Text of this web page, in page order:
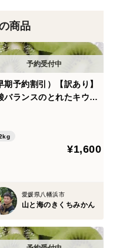
商品
期予約割引）【訳あり】
バランスのとれたキウイ
¥1,600
愛媛県八幡浜市
山と海のきくちみかん